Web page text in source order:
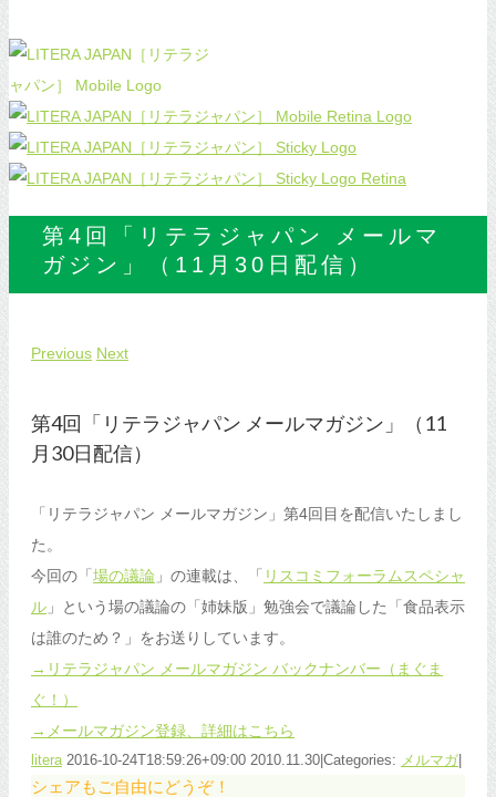
第4回「リテラジャパン メールマ
ガジン」（11月30日配信）
Previous Next
第4回「リテラジャパン メールマガジン」（11
月30日配信）
「リテラジャパン メールマガジン」第4回目を配信いたしまし
た。
今回の「 場の議論 」の連載は、「 リスコミフォーラムスペシャ
ル 」という場の議論の「姉妹版」勉強会で議論した「食品表示
は誰のため？」をお送りしています。
→リテラジャパン メールマガジン バックナンバー（まぐま
ぐ！）
→メールマガジン登録、詳細はこちら
litera 2016-10-24T18:59:26+09:00 2010.11.30 Categories: メルマガ
シェアもご自由にどうぞ！